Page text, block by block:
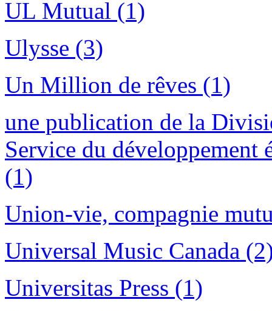
UL Mutual (1)
Ulysse (3)
Un Million de rêves (1)
une publication de la
Service du
(1)
Union-vie, compagnie
Universal Music Canada
Universitas Press (1)